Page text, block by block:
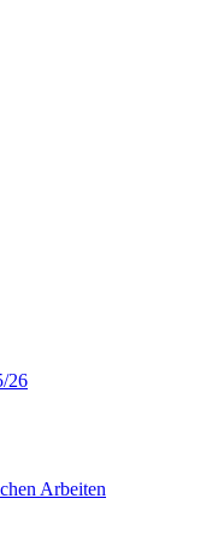
26
Arbeiten